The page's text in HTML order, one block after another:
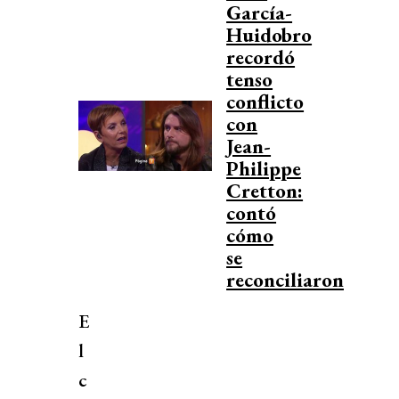
García-
Huidobro
recordó
tenso
conflicto
con
Jean-
Philippe
Cretton:
contó
cómo
se
reconciliaron
E
l
c